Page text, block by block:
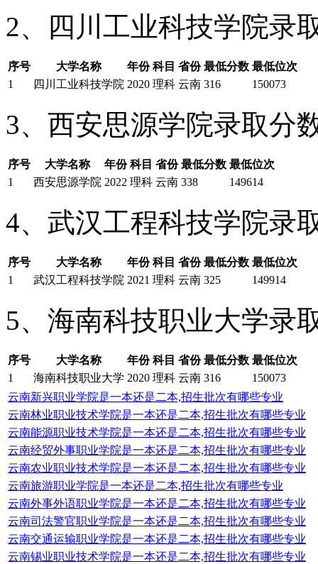
2、四川工业科技学院录
序号 大学名称 年份 科目 省份 最低分数 最低位次
1
四川工业科技学院 2020 理科 云南 316 150073
3、西安思源学院录取分
序号 大学名称 年份 科目 省份 最低分数 最低位次
1
西安思源学院 2022 理科 云南 338 149614
4、武汉工程科技学院录
序号 大学名称 年份 科目 省份 最低分数 最低位次
1
武汉工程科技学院 2021 理科 云南 325 149914
5、海南科技职业大学录
序号 大学名称 年份 科目 省份 最低分数 最低位次
1
海南科技职业大学 2020 理科 云南 316
150073
云南新兴职业学院是一本还是二本,招生批次有哪些专业
云南林业职业技术学院是一本还是二本,招生批次有哪些专业
云南能源职业技术学院是一本还是二本,招生批次有哪些专业
云南经贸外事职业学院是一本还是二本,招生批次有哪些专业
云南农业职业技术学院是一本还是二本,招生批次有哪些专业
云南旅游职业学院是一本还是二本,招生批次有哪些专业
云南外事外语职业学院是一本还是二本,招生批次有哪些专业
云南司法警官职业学院是一本还是二本,招生批次有哪些专业
云南交通运输职业学院是一本还是二本,招生批次有哪些专业
云南锡业职业技术学院是一本还是二本,招生批次有哪些专业